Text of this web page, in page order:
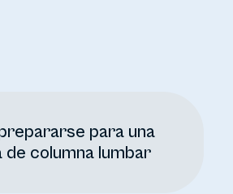
para una
de columna lumbar